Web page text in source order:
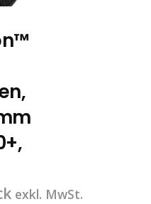
exkl. MwSt.